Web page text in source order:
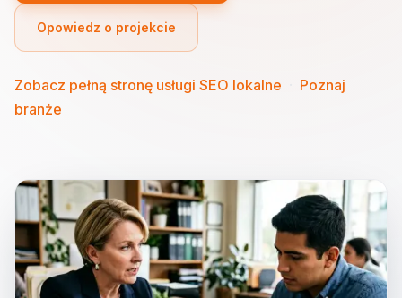
Opowiedz o projekcie
Zobacz pełną stronę usługi SEO lokalne
Poznaj
branże